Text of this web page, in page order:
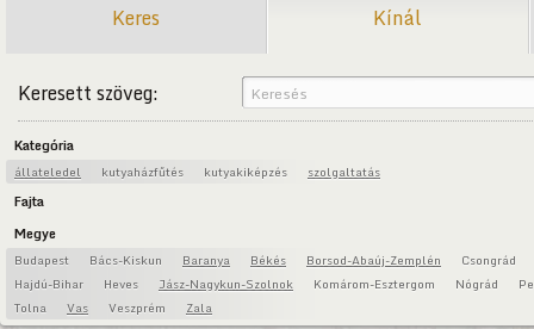
Keres Kínál
Keresett szöveg:
Kategória
állateledel kutyaházfűtés kutyakiképzés szolgaltatás
Fajta
Megye
Budapest Bács-Kiskun Baranya Békés Borsod-Abaúj-Zemplén
Csongrád
Hajdú-Bihar
Heves Jász-Nagykun-Szolnok Komárom-Esztergom Nógrád
Tolna
Vas Veszprém Zala